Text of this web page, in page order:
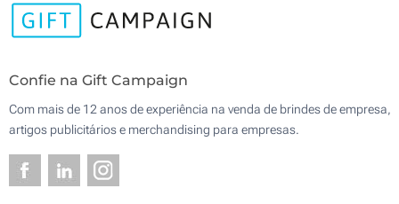
Confie na Gift Campaign
Com mais de 12 anos de experiência na venda de brindes de empresa,
artigos publicitários e merchandising para empresas.